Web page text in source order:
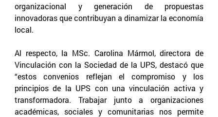
organizacional y generación de propuestas
innovadoras que contribuyan a dinamizar la economía
local.
Al respecto, la MSc. Carolina Mármol, directora de
Vinculación con la Sociedad de la UPS, destacó que
“estos convenios reflejan el compromiso y los
principios de la UPS con una vinculación activa y
transformadora. Trabajar junto a organizaciones
académicas, sociales y comunitarias nos permite